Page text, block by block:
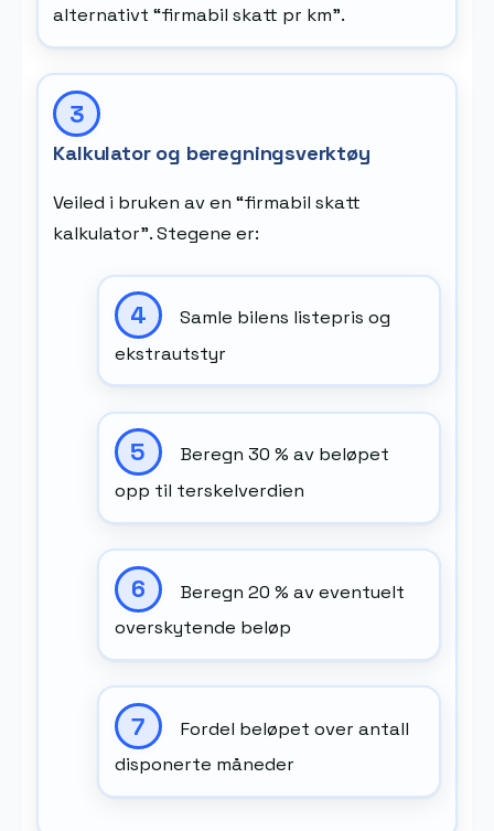
alternativt “firmabil skatt pr km”.
Kalkulator og beregningsverktøy
Veiled i bruken av en “firmabil skatt
kalkulator”. Stegene er:
Samle bilens listepris og
ekstrautstyr
Beregn 30 % av beløpet
opp til terskelverdien
Beregn 20 % av eventuelt
overskytende beløp
Fordel beløpet over antall
disponerte måneder